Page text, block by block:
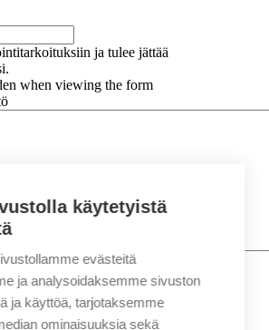
ja tulee jättää
when viewing the form
Etunimi
Sukunimi
käytetyistä
evästeitä
ja analysoidaksemme sivuston
ja käyttöä, tarjotaksemme
ominaisuuksia sekä